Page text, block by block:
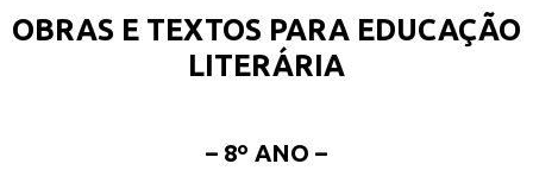
OBRAS E TEXTOS PARA EDUCAÇÃO
LITERÁRIA
– 8º ANO –